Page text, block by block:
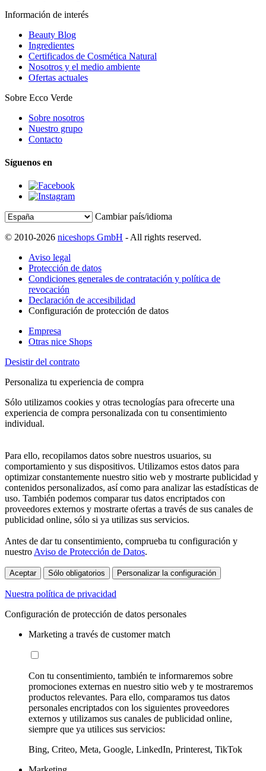
Información de interés
Beauty Blog
Ingredientes
Certificados de Cosmética Natural
Nosotros y el medio ambiente
Ofertas actuales
Sobre Ecco Verde
Sobre nosotros
Nuestro grupo
Contacto
Síguenos en
Cambiar país/idioma
© 2010-2026 niceshops GmbH - All rights reserved.
Aviso legal
Protección de datos
Condiciones generales de contratación y política de
revocación
Declaración de accesibilidad
Configuración de protección de datos
Empresa
Otras nice Shops
Desistir del contrato
Personaliza tu experiencia de compra
Sólo utilizamos cookies y otras tecnologías para ofrecerte una
experiencia de compra personalizada con tu consentimiento
individual.
Para ello, recopilamos datos sobre nuestros usuarios, su
comportamiento y sus dispositivos. Utilizamos estos datos para
optimizar constantemente nuestro sitio web y mostrarte publicidad y
contenidos personalizados, así como para analizar las estadísticas de
uso. También podemos comparar tus datos encriptados con
proveedores externos y mostrarte ofertas a través de sus canales de
publicidad online, sólo si ya utilizas sus servicios.
Antes de dar tu consentimiento, comprueba tu configuración y
nuestro Aviso de Protección de Datos.
Aceptar Sólo obligatorios Personalizar la configuración
Nuestra política de privacidad
Configuración de protección de datos personales
Marketing a través de customer match
Con tu consentimiento, también te informaremos sobre
promociones externas en nuestro sitio web y te mostraremos
productos relevantes. Para ello, comparamos tus datos
personales encriptados con los siguientes proveedores
externos y utilizamos sus canales de publicidad online,
siempre que ya utilices sus servicios:
Bing, Criteo, Meta, Google, LinkedIn, Printerest, TikTok